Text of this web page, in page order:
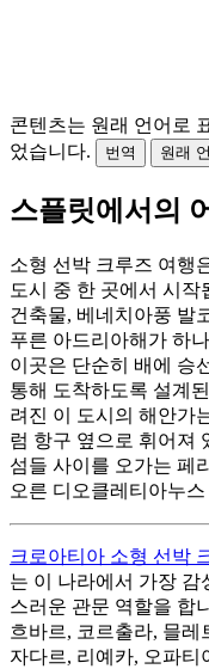
콘텐츠는 원래 언어로
었습니다.
번역 원래
스플릿에서의
소형 선박 크루즈 여행
도시 중 한 곳에서 시
건축물, 베네치아풍 발
푸른 아드리아해가 하
이곳은 단순히 배에 승
통해 도착하도록 설계
려진 이 도시의 해안가
럼 항구 옆으로 휘어져
섬들 사이를 오가는 페
오른 디오클레티아누
크로아티아 소형 선박
는 이 나라에서 가장 감
스러운 관문 역할을 합
흐바르, 코르출라, 믈레
자다르, 리예카, 오파티